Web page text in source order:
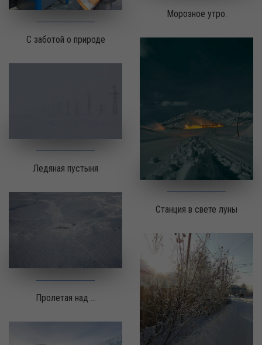
Морозное утро.
С заботой о природе
Станция в свете луны
Ледяная пустыня
Пролетая над ...